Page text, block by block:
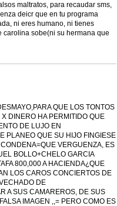
maltratos, para recaudar sms,
deicr que en tu programa
ni eres humano, ni tienes
sobe(ni su hermana que
QUE LOS TONTOS
DINERO HA PERMITIDO QUE
DE LUJO EN
PLANEO QUE SU HIJO FINGIESE
VERGUENZA, ES
BOLLO+CHELO GARCIA
800,000 A HACIENDA¿QUE
LOS CAROS CONCIERTOS DE
DE
A SUS CAMAREROS, DE SUS
IMAGEN ,,= PERO COMO ES